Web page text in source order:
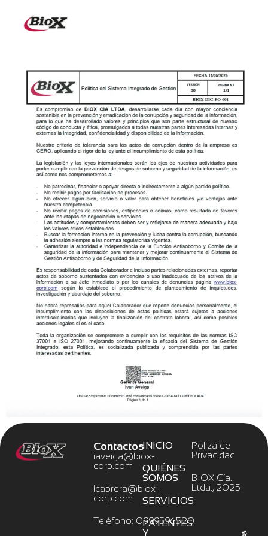
Contactos
iaveiga@biox-
corp.com
lcabrera@biox-
corp.com
Teléfono: 0999596520
INICIO
QUIÉNES
SOMOS
SERVICIOS
PATENTES
Y
Poliza de
Privacidad
BIOX Cía.
Ltda., 2025